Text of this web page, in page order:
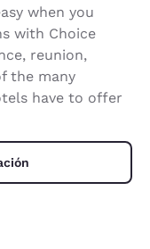
when you
with Choice
reunion,
the many
have to offer